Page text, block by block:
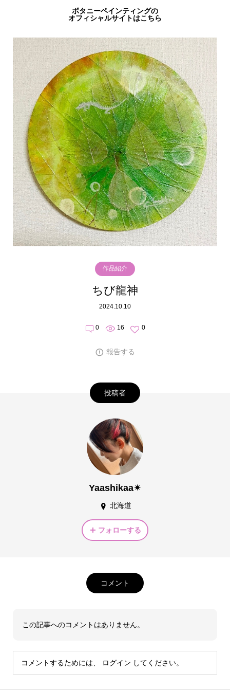
ボタニーペインティングの
オフィシャルサイトはこちら
作品紹介
ちび龍神
2024.10.10
0 16 0
報告する
投稿者
Yaashikaa✴︎
北海道
フォローする
コメント
この記事へのコメントはありません。
コメントするためには、 ログイン してください。